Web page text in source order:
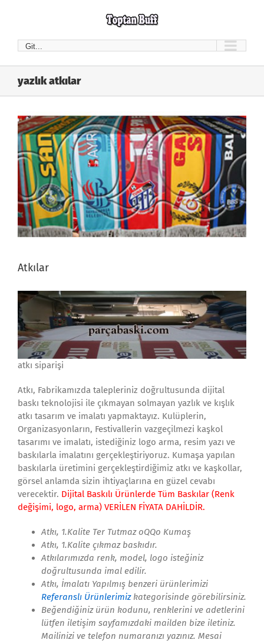
Git...
yazlık atkılar
Atkılar
atkı siparişi
Atkı, Fabrikamızda talepleriniz doğrultusunda dijital
baskı teknolojisi ile çıkmayan solmayan yazlık ve kışlık
atkı tasarım ve imalatı yapmaktayız. Kulüplerin,
Organizasyonların, Festivallerin vazgeçilmezi kaşkol
tasarımı ve imalatı, istediğiniz logo arma, resim yazı ve
baskılarla imalatını gerçekleştiriyoruz. Kumaşa yapılan
baskılarla üretimini gerçekleştirdiğimiz atkı ve kaşkollar,
görsel anlamda sizin ihtiyaçlarına en güzel cevabı
verecektir. Dijital Baskılı Ürünlerde Tüm Baskılar (Renk
değişimi, logo, arma) VERİLEN FİYATA DAHİLDİR.
Atkı, 1.Kalite Ter TutmazoQQo Kumaş
Atkı, 1.Kalite çıkmaz baskıdır.
Atkılarımızda renk, model, logo isteğiniz
doğrultusunda imal edilir.
Atkı, İmalatı Yapılmış benzeri ürünlerimizi
Referanslı Ürünlerimizkategorisinde görebilirsiniz.
Beğendiğiniz ürün kodunu, renklerini ve adetlerini
lütfen iletişim sayfamızdaki mailden bize iletiniz.
Mailinizi ve telefon numaranızı yazınız. Mesai